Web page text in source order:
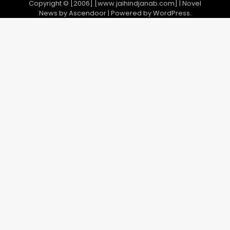
Copyright © [2006] [www.jaihindjanab.com] | Novel
News byAscendoor| Powered byWordPress.